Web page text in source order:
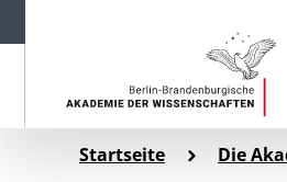
Startseite Die